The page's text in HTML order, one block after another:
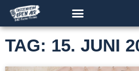
TAG: 15. JUNI